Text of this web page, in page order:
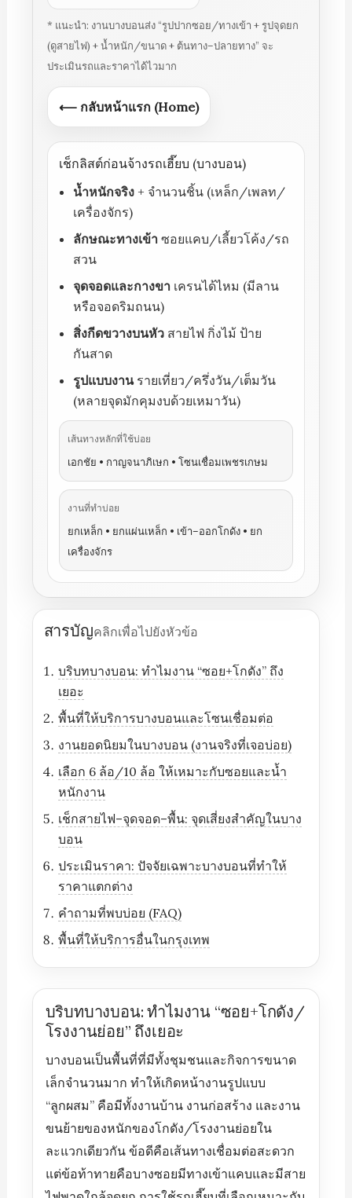
* แนะนำ: งานบางบอนส่ง “รูปปากซอย/ทางเข้า + รูปจุดยก
(ดูสายไฟ) + น้ำหนัก/ขนาด + ต้นทาง–ปลายทาง” จะ
ประเมินรถและราคาได้ไวมาก
⟵ กลับหน้าแรก (Home)
เช็กลิสต์ก่อนจ้างรถเฮี๊ยบ (บางบอน)
น้ำหนักจริง+ จำนวนชิ้น (เหล็ก/เพลท/
เครื่องจักร)
ลักษณะทางเข้าซอยแคบ/เลี้ยวโค้ง/รถ
สวน
จุดจอดและกางขาเครนได้ไหม (มีลาน
หรือจอดริมถนน)
สิ่งกีดขวางบนหัวสายไฟ กิ่งไม้ ป้าย
กันสาด
รูปแบบงานรายเที่ยว/ครึ่งวัน/เต็มวัน
(หลายจุดมักคุมงบด้วยเหมาวัน)
เส้นทางหลักที่ใช้บ่อย
เอกชัย • กาญจนาภิเษก • โซนเชื่อมเพชรเกษม
งานที่ทำบ่อย
ยกเหล็ก • ยกแผ่นเหล็ก • เข้า–ออกโกดัง • ยก
เครื่องจักร
สารบัญคลิกเพื่อไปยังหัวข้อ
บริบทบางบอน: ทำไมงาน “ซอย+โกดัง” ถึง
เยอะ
พื้นที่ให้บริการบางบอนและโซนเชื่อมต่อ
งานยอดนิยมในบางบอน (งานจริงที่เจอบ่อย)
เลือก 6 ล้อ/10 ล้อ ให้เหมาะกับซอยและน้ำ
หนักงาน
เช็กสายไฟ–จุดจอด–พื้น: จุดเสี่ยงสำคัญในบาง
บอน
ประเมินราคา: ปัจจัยเฉพาะบางบอนที่ทำให้
ราคาแตกต่าง
คำถามที่พบบ่อย (FAQ)
พื้นที่ให้บริการอื่นในกรุงเทพ
บริบทบางบอน: ทำไมงาน “ซอย+โกดัง/
โรงงานย่อย” ถึงเยอะ
บางบอนเป็นพื้นที่ที่มีทั้งชุมชนและกิจการขนาด
เล็กจำนวนมาก ทำให้เกิดหน้างานรูปแบบ
“ลูกผสม” คือมีทั้งงานบ้าน งานก่อสร้าง และงาน
ขนย้ายของหนักของโกดัง/โรงงานย่อยใน
ละแวกเดียวกัน ข้อดีคือเส้นทางเชื่อมต่อสะดวก
แต่ข้อท้าทายคือบางซอยมีทางเข้าแคบและมีสาย